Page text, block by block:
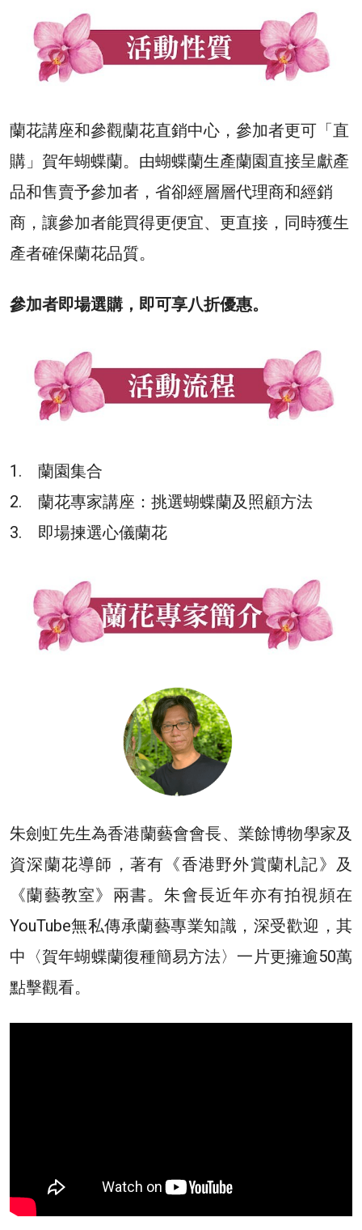
蘭花講座和參觀蘭花直銷中心，參加者更可「直
購」賀年蝴蝶蘭。由蝴蝶蘭生產蘭園直接呈獻產
品和售賣予參加者，省卻經層層代理商和經銷
商，讓參加者能買得更便宜、更直接，同時獲生
產者確保蘭花品質。
參加者即場選購，即可享八折優惠。
1. 蘭園集合
2. 蘭花專家講座：挑選蝴蝶蘭及照顧方法
3. 即場揀選心儀蘭花
朱劍虹先生為香港蘭藝會會長、業餘博物學家及
資深蘭花導師，著有《香港野外賞蘭札記》及
《蘭藝教室》兩書。朱會長近年亦有拍視頻在
YouTube無私傳承蘭藝專業知識，深受歡迎，其
中〈賀年蝴蝶蘭復種簡易方法〉一片更擁逾50萬
點擊觀看。